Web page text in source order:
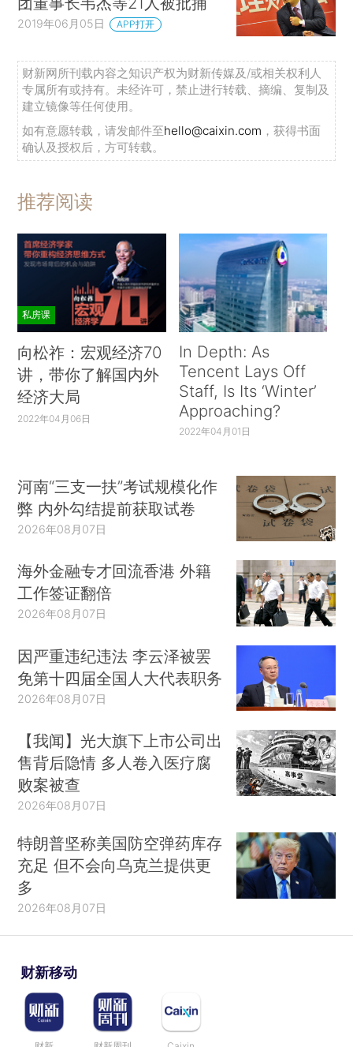
2019年06月05日 APP打开
财新网所刊载内容之知识产权为财新传媒及/或相关权利人
专属所有或持有。未经许可，禁止进行转载、摘编、复制及
建立镜像等任何使用。
如有意愿转载，请发邮件至hello@caixin.com ，获得书面
确认及授权后，方可转载。
推荐阅读
私房课
向松祚：宏观经济70
讲，带你了解国内外
经济大局
2022年04月06日
In Depth: As
Tencent Lays Off
Staff, Is Its ‘Winter’
Approaching?
2022年04月01日
河南“三支一扶”考试规模化作
弊 内外勾结提前获取试卷
2026年08月07日
海外金融专才回流香港 外籍
工作签证翻倍
2026年08月07日
因严重违纪违法 李云泽被罢
免第十四届全国人大代表职务
2026年08月07日
【我闻】光大旗下上市公司出
售背后隐情 多人卷入医疗腐
败案被查
2026年08月07日
特朗普坚称美国防空弹药库存
充足 但不会向乌克兰提供更
多
2026年08月07日
财新移动